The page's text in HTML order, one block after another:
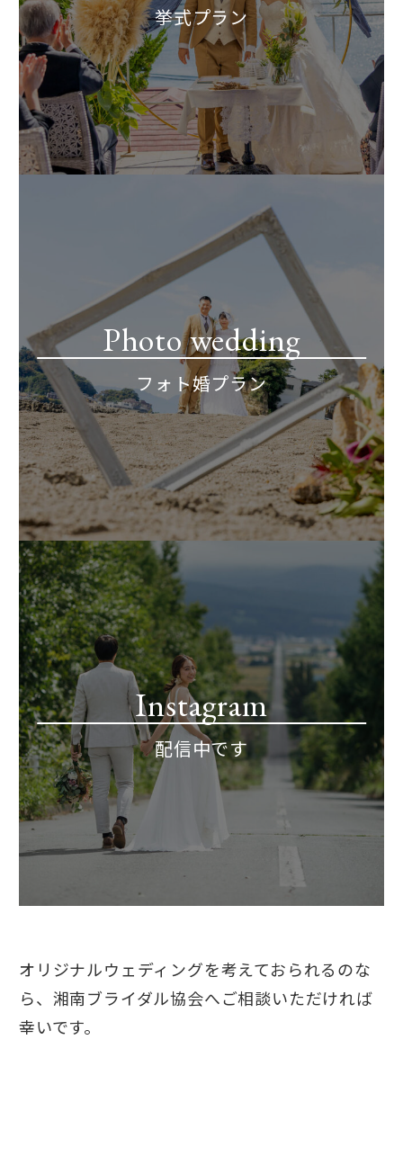
挙式プラン
Photo wedding
フォト婚プラン
Instagram
配信中です
オリジナルウェディングを考えておられるのな
ら、湘南ブライダル協会へご相談いただければ
幸いです。